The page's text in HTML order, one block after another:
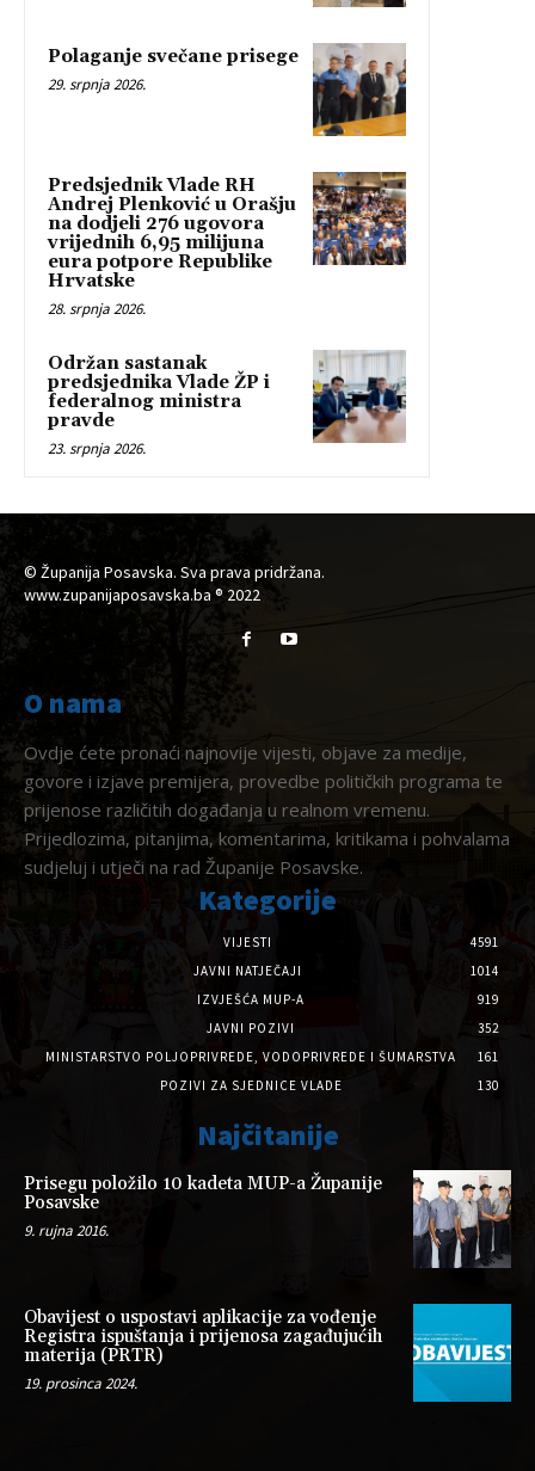
Polaganje svečane prisege
29. srpnja 2026.
Predsjednik Vlade RH
Andrej Plenković u Orašju
na dodjeli 276 ugovora
vrijednih 6,95 milijuna
eura potpore Republike
Hrvatske
28. srpnja 2026.
Održan sastanak
predsjednika Vlade ŽP i
federalnog ministra
pravde
23. srpnja 2026.
© Županija Posavska. Sva prava pridržana.
www.zupanijaposavska.ba ® 2022
O nama
Ovdje ćete pronaći najnovije vijesti, objave za medije,
govore i izjave premijera, provedbe političkih programa te
prijenose različitih događanja u realnom vremenu.
Prijedlozima, pitanjima, komentarima, kritikama i pohvalama
sudjeluj i utječi na rad Županije Posavske.
Kategorije
VIJESTI
4591
JAVNI NATJEČAJI
1014
IZVJEŠĆA MUP-A
919
JAVNI POZIVI
352
MINISTARSTVO POLJOPRIVREDE, VODOPRIVREDE I ŠUMARSTVA
161
POZIVI ZA SJEDNICE VLADE
130
Najčitanije
Prisegu položilo 10 kadeta MUP-a Županije
Posavske
9. rujna 2016.
Obavijest o uspostavi aplikacije za vođenje
Registra ispuštanja i prijenosa zagađujućih
materija (PRTR)
19. prosinca 2024.